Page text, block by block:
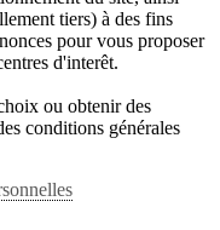
tiers) à des fins
pour vous proposer
d'interêt.
ou obtenir des
conditions générales